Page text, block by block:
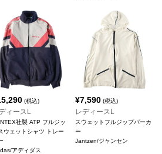
(税込)
ィースL
社製 ATP フルジッ
ウェットシャツ トレー
アディダス
¥7,590 (税込)
レディースL
スウェットフルジップパーカ
ー
Jantzen/ジャンセン